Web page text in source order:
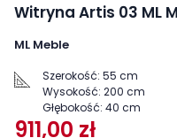
Witryna Artis 03 ML
ML Meble
Szerokość: 55 cm
Wysokość: 200 cm
Głębokość: 40 cm
911,00 zł